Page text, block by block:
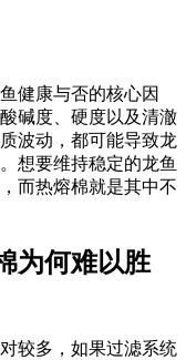
健康与否的核心因
碱度、硬度以及清澈
波动，都可能导致龙
想要维持稳定的龙鱼
而热熔棉就是其中不
为何难以胜
较多，如果过滤系统